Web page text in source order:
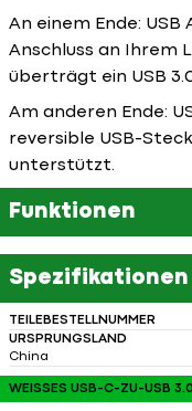
An einem Ende:
Anschluss an Ihrem
überträgt ein USB
Am anderen Ende:
reversible USB-
unterstützt.
Funktionen
Spezifikationen
TEILEBESTELLNUMMER
URSPRUNGSLAND
China
WEISSES USB-C-ZU-USB